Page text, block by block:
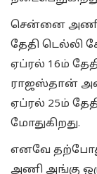
சென்னை அணி
தேதி டெல்லி
ஏப்ரல் 16ம்
ராஜஸ்தான்
ஏப்ரல் 25ம்
மோதுகிறது.
எனவே
அணி அங்கு